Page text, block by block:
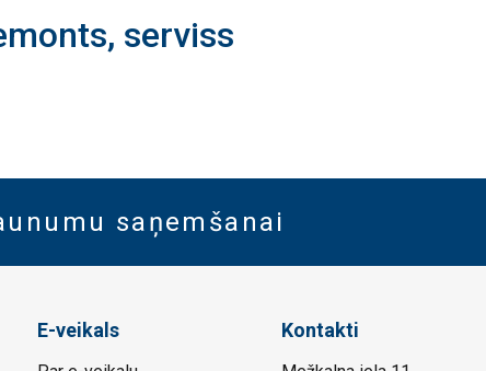
serviss
saņemšanai
E-veikals Kontakti